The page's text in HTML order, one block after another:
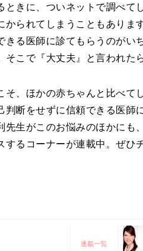
ときに、ついネットで調べ
かられてしまうこともありま
きる医師に診てもらうのがい
こで『大丈夫』と言われた
そ、ほかの赤ちゃんと比べて
判断をせずに信頼できる医
先生がこのお悩みのほかにも
するコーナーが連載中。ぜひ
連載一覧